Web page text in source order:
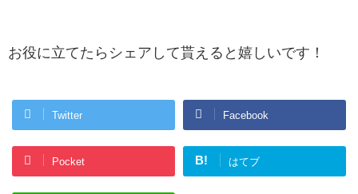
お役に立てたらシェアして貰えると嬉しいです！
Twitter Facebook
Pocket B! はてブ